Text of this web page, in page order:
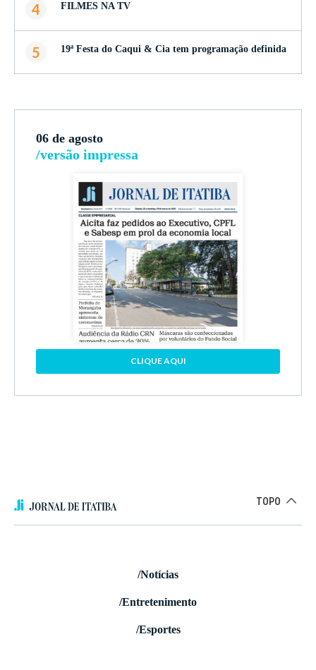
4 FILMES NA TV
5 19ª Festa do Caqui & Cia tem programação definida
06 de agosto
/versão impressa
CLIQUE AQUI
TOPO
/Notícias
/Entretenimento
/Esportes